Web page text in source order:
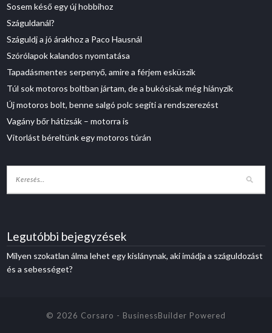
Sosem késő egy új hobbihoz
Száguldanál?
Száguldj a jó árakhoz a Paco Hausnál
Szórólapok kalandos nyomtatása
Tapadásmentes serpenyő, amire a férjem esküszik
Túl sok motoros boltban jártam, de a bukósisak még hiányzik
Új motoros bolt, benne salgó polc segíti a rendszerezést
Vagány bőr hátizsák – motorra is
Vitorlást béreltünk egy motoros túrán
Legutóbbi bejegyzések
Milyen szokatlan álma lehet egy kislánynak, aki imádja a száguldozást
és a sebességet?
© 2026 Corsaro - BusinessBuilder Powered